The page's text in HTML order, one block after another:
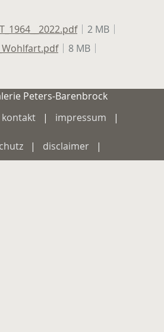
2 MB
8 MB
Peters-Barenbrock
kontakt impressum
disclaimer